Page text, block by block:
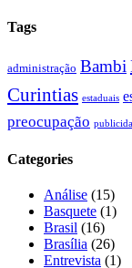
Tags
administração Bambi
Curintias estaduais
preocupação
Categories
Análise (15)
Basquete (1)
Brasil (16)
Brasília (26)
Entrevista (1)